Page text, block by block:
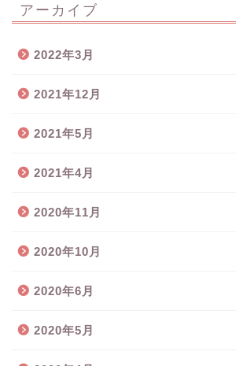
アーカイブ
2022年3月
2021年12月
2021年5月
2021年4月
2020年11月
2020年10月
2020年6月
2020年5月